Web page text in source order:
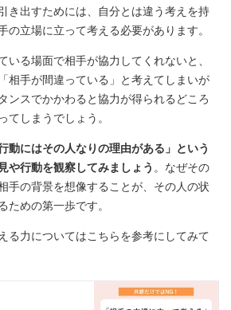
き出すためには、自分とは違う考えを持
の立場に立って考える必要があります。
いる場面で相手が協力してくれないと、
相手が間違っている」と考えてしまいが
ンスでかかわると協力が得られるどころ
てしまうでしょう。
動にはその人なりの理由がある」という
や行動を観察してみましょう 。なぜその
手の背景を想像することが、その人の状
ための第一歩です。
る力についてはこちらを参考にしてみて